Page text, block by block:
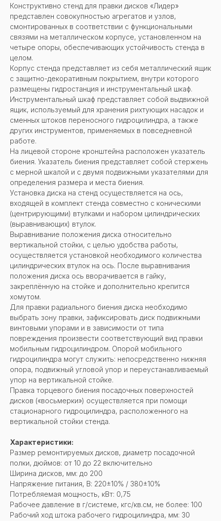
Конструктивно стенд для правки дисков «Лидер»
представлен совокупностью агрегатов и узлов,
смонтированных в соответствии с функциональными
связями на металлическом корпусе, установленном на
четыре опоры, обеспечивающих устойчивость стенда в
целом.
Корпус стенда представляет из себя металлический ящик
с защитно-декоративным покрытием, внутри которого
размещены гидростанция и инструментальный шкаф.
Инструментальный шкаф представляет собой выдвижной
ящик, используемый для хранения рихтующих насадок и
сменных штоков переносного гидроцилиндра, а также
других инструментов, применяемых в повседневной
работе.
На лицевой стороне кронштейна расположен указатель
биения. Указатель биения представляет собой стержень
с мерной шкалой и с двумя подвижными указателями для
определения размера и места биения.
Установка диска на стенд осуществляется на ось,
входящей в комплект стенда совместно с коническими
(центрирующими) втулками и набором цилиндрических
(выравнивающих) втулок.
Выравнивание положения диска относительно
вертикальной стойки, с целью удобства работы,
осуществляется установкой необходимого количества
цилиндрических втулок на ось. После выравнивания
положения диска ось вворачивается в гайку,
закреплённую на стойке и дополнительно крепится
хомутом.
Для правки радиального биения диска необходимо
выбрать зону правки, зафиксировать диск подвижными
винтовыми упорами и в зависимости от типа
повреждения произвести соответствующий вид правки
мобильным гидроцилиндром. Опорой мобильного
гидроцилиндра могут служить: непосредственно нижняя
опора, подвижный угловой упор и переустанавливаемый
упор на вертикальной стойке.
Правка торцевого биения посадочных поверхностей
дисков («восьмерки») осуществляется при помощи
стационарного гидроцилиндра, расположенного на
вертикальной стойки стенда.
Характеристики:
Размер ремонтируемых дисков, диаметр посадочной
полки, дюймов: от 10 до 22 включительно
Ширина дисков, мм: до 200
Напряжение питания, В: 220±10% / 380±10%
Потребляемая мощность, кВт: 0,75
Рабочее давление в г/системе, кгс/кв.см, не более: 100
Рабочий ход штока рабочего гидроцилиндра, мм: 30